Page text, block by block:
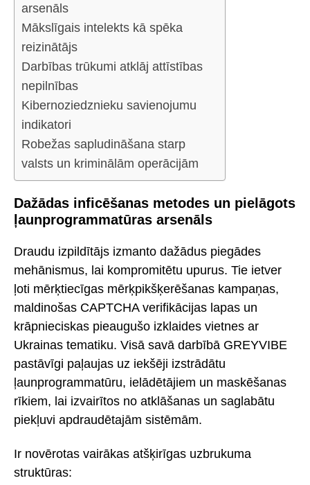
arsenāls
Mākslīgais intelekts kā spēka
reizinātājs
Darbības trūkumi atklāj attīstības
nepilnības
Kibernoziedznieku savienojumu
indikatori
Robežas sapludināšana starp
valsts un kriminālām operācijām
Dažādas inficēšanas metodes un pielāgots
ļaunprogrammatūras arsenāls
Draudu izpildītājs izmanto dažādus piegādes
mehānismus, lai kompromitētu upurus. Tie ietver
ļoti mērķtiecīgas mērķpikšķerēšanas kampaņas,
maldinošas CAPTCHA verifikācijas lapas un
krāpnieciskas pieaugušo izklaides vietnes ar
Ukrainas tematiku. Visā savā darbībā GREYVIBE
pastāvīgi paļaujas uz iekšēji izstrādātu
ļaunprogrammatūru, ielādētājiem un maskēšanas
rīkiem, lai izvairītos no atklāšanas un saglabātu
piekļuvi apdraudētajām sistēmām.
Ir novērotas vairākas atšķirīgas uzbrukuma
struktūras: